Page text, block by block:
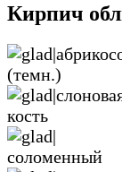
Кирпич